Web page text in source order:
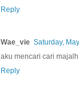
Reply
Wae_vie Saturday,
aku mencari cari majalh
Reply